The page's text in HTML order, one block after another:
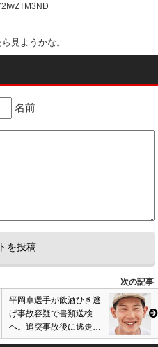
見ようかな。
いのかもしれませんが…兎に角ダサ
したが…2話目は無いわwww
名前
次の記事
平岡卓選手が飲酒ひき逃
げ事故容疑で書類送検
へ。追突事故後に逃走、
酒気帯び運転を認めたと